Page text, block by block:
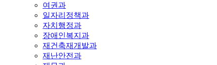
여권과
일자리정책과
자치행정과
장애인복지과
재건축재개발과
재난안전과